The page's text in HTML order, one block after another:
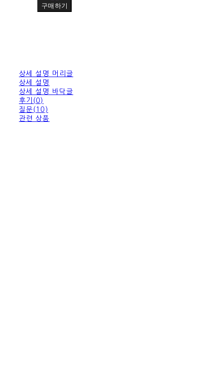
구매하기
상세 설명 머리글
상세 설명
상세 설명 바닥글
후기(0)
질문(10)
관련 상품